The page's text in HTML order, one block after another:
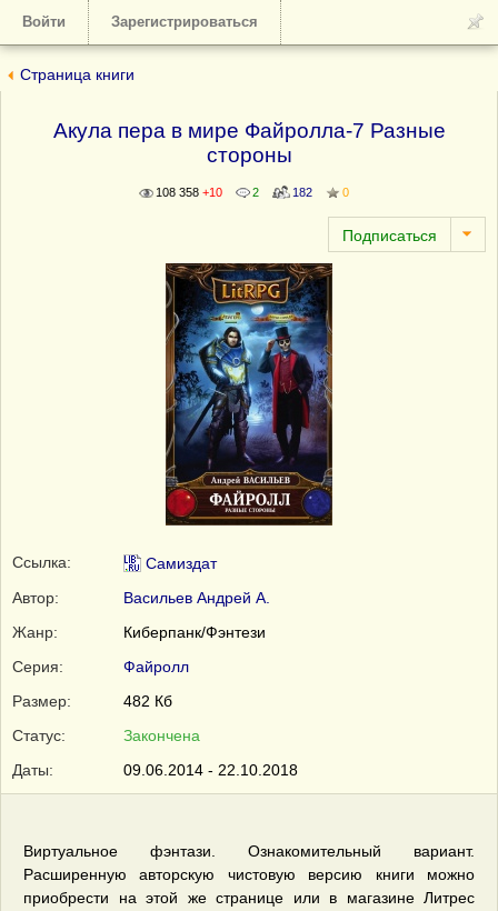
Войти Зарегистрироваться
Страница книги
Акула пера в мире Файролла-7 Разные
стороны
108 358 +10 2 182 0
Ссылка:
Самиздат
Автор:
Васильев Андрей А.
Жанр:
Киберпанк/Фэнтези
Серия:
Файролл
Размер:
482 Кб
Статус:
Закончена
Даты:
09.06.2014 - 22.10.2018
Виртуальное фэнтази. Ознакомительный вариант.
Расширенную авторскую чистовую версию книги можно
приобрести на этой же странице или в магазине Литрес